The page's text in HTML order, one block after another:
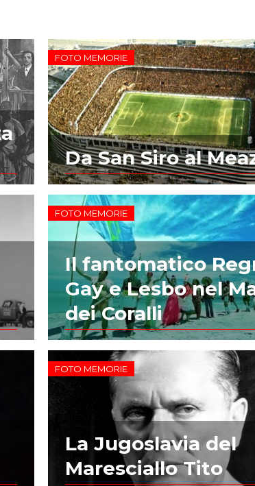
FOTO MEMORIE
Da San Siro al
FOTO MEMORIE
Il fantomatico
Gay e Lesbo nel
dei Coralli
FOTO MEMORIE
La Jugoslavia del
Maresciallo Tito